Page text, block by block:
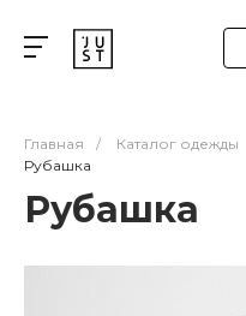
Главная / Каталог одежды
Рубашка
Рубашка